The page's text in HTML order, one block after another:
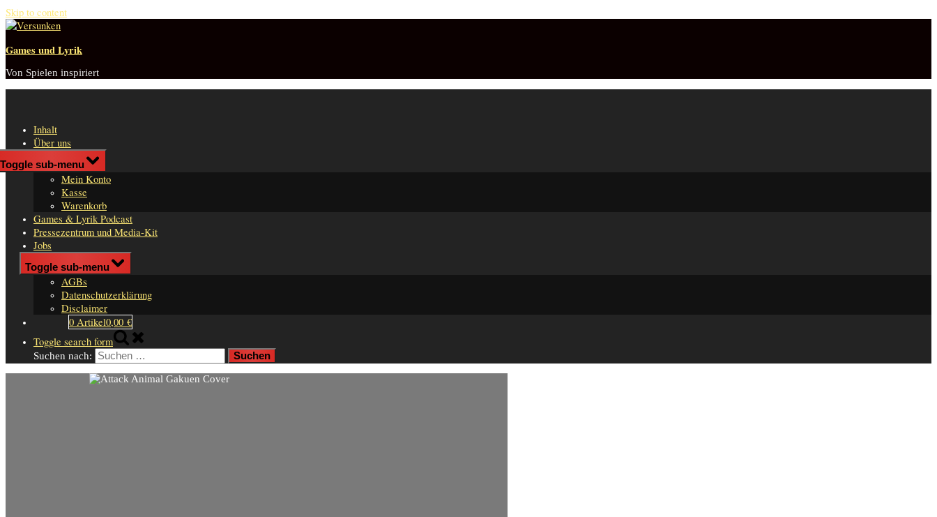
Skip to content
Games und Lyrik
Von Spielen inspiriert
Inhalt
Über uns
Shop
Toggle sub-menu
Mein Konto
Kasse
Warenkorb
Games & Lyrik Podcast
Pressezentrum und Media-Kit
Jobs
Impressum
Toggle sub-menu
AGBs
Datenschutzerklärung
Disclaimer
0 Artikel0,00 €
Toggle search form
Suchen nach: